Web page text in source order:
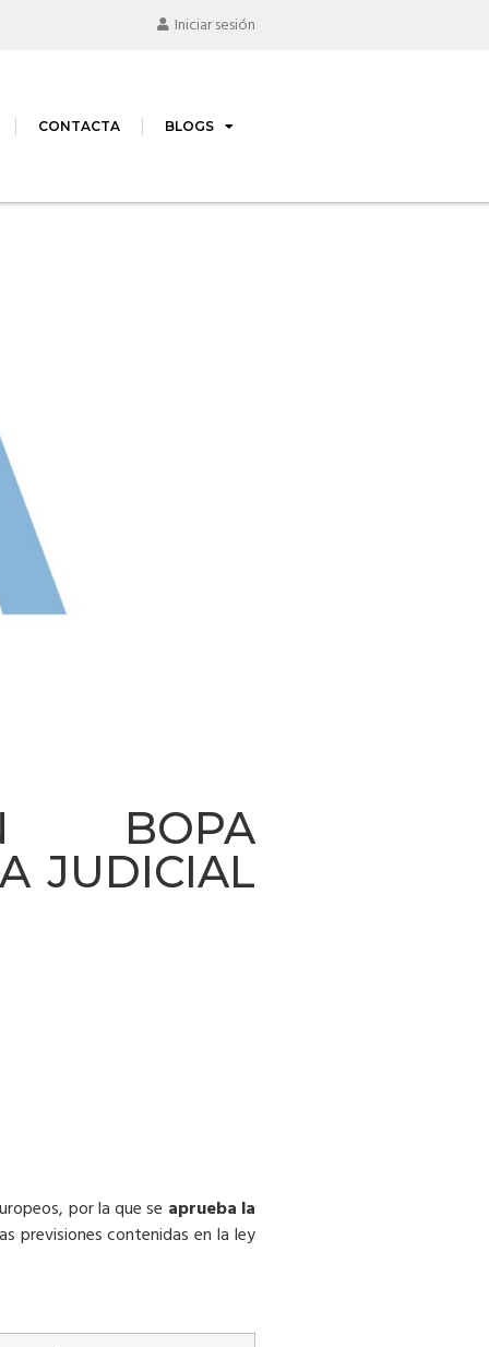
Iniciar sesión
CONTACTA BLOGS
BOPA
JUDICIAL
por la que se aprueba la
previsiones contenidas en la ley